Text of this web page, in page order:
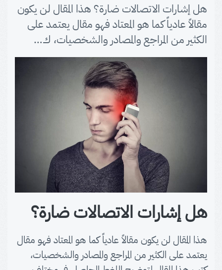
هل إشارات الاتصالات ضارة؟ هذا المقال لن يكون
مقالاً عادياً كما هو المعتاد فهو مقال يعتمد على
الكثير من المراجع والمصادر والشخصيات، ك…
هل إشارات الاتصالات ضارة؟
هذا المقال لن يكون مقالاً عادياً كما هو المعتاد فهو مقال
يعتمد على الكثير من المراجع والمصادر والشخصيات،